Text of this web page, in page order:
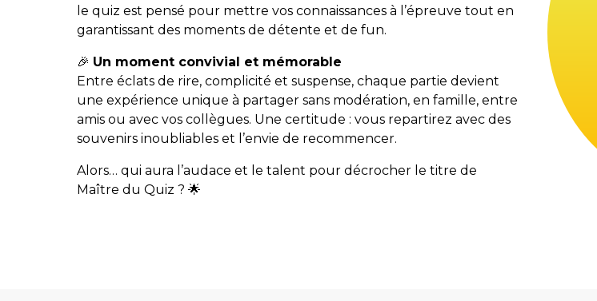
le quiz est pensé pour mettre vos connaissances à l’épreuve tout en
garantissant des moments de détente et de fun.
🎉 Un moment convivial et mémorable
Entre éclats de rire, complicité et suspense, chaque partie devient
une expérience unique à partager sans modération, en famille, entre
amis ou avec vos collègues. Une certitude : vous repartirez avec des
souvenirs inoubliables et l’envie de recommencer.
Alors… qui aura l’audace et le talent pour décrocher le titre de
Maître du Quiz ? 🌟